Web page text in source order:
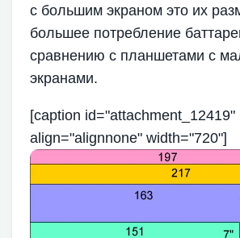
с большим экраном это их
большее потребление
сравнению с планшетами с
экранами.
[caption id="attachment_12419"
align="alignnone" width="720"]